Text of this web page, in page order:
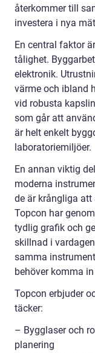
återkommer till
investera i nya
En central faktor
tålighet.
elektronik.
värme och ibland
vid robusta
som går att
är helt enkelt
laboratoriemiljöer.
En annan viktig
moderna
de är krångliga
Topcon har
tydlig grafik och
skillnad i
samma
behöver komma
Topcon erbjuder
täcker:
– Bygglaser och
planering